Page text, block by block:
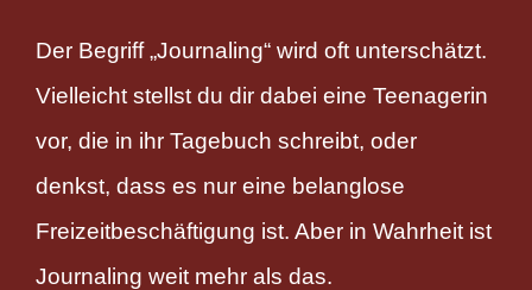
Der Begriff „Journaling“ wird oft unterschätzt.
Vielleicht stellst du dir dabei eine Teenagerin
vor, die in ihr Tagebuch schreibt, oder
denkst, dass es nur eine belanglose
Freizeitbeschäftigung ist. Aber in Wahrheit ist
Journaling weit mehr als das.